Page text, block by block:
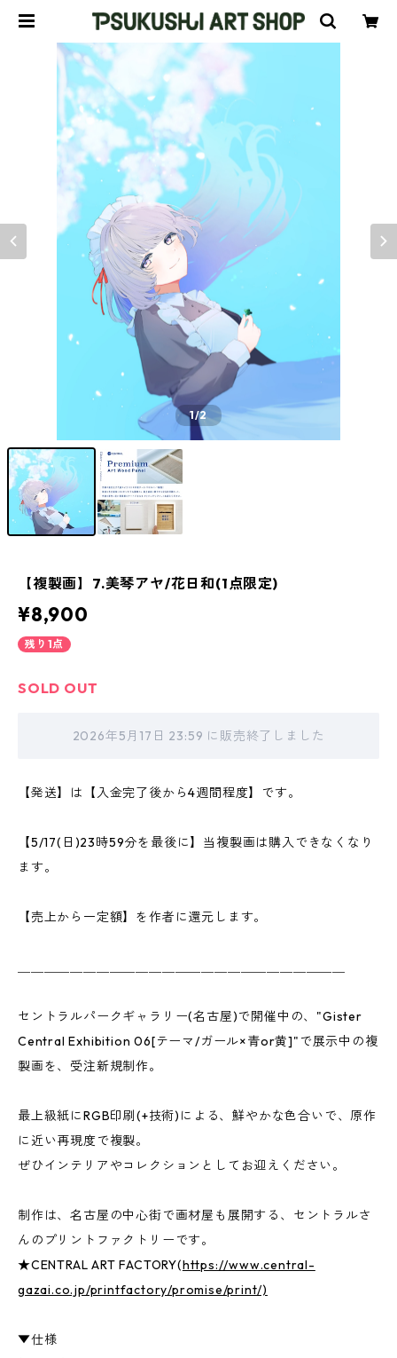
1/2
【複製画】7.美琴アヤ/花日和(1点限定)
¥8,900
残り1点
SOLD OUT
2026年5月17日 23:59 に販売終了しました
【発送】は【入金完了後から4週間程度】です。
【5/17(日)23時59分を最後に】当複製画は購入できなくなり
ます。
【売上から一定額】を作者に還元します。
セントラルパークギャラリー(名古屋)で開催中の、"Gister
Central Exhibition 06[テーマ/ガール×青or黄]"で展示中の複
製画を、受注新規制作。
最上級紙にRGB印刷(+技術)による、鮮やかな色合いで、原作
に近い再現度で複製。
ぜひインテリアやコレクションとしてお迎えください。
制作は、名古屋の中心街で画材屋も展開する、セントラルさ
んのプリントファクトリーです。
★CENTRAL ART FACTORY(https://www.central-
gazai.co.jp/printfactory/promise/print/)
▼仕様